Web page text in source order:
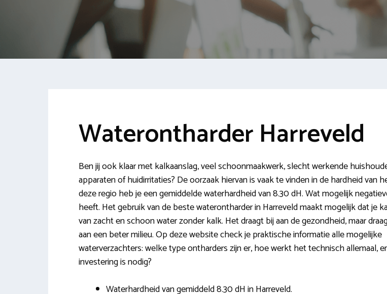
Waterontharder Harreveld
Ben jij ook klaar met kalkaanslag, veel schoonmaakwerk, slecht werkende
apparaten of huidirritaties? De oorzaak hiervan is vaak te vinden in de hardheid van
deze regio heb je een gemiddelde waterhardheid van 8.30 dH. Wat mogelijk
heeft. Het gebruik van de beste waterontharder in Harreveld maakt mogelijk dat je
van zacht en schoon water zonder kalk. Het draagt bij aan de gezondheid, maar
aan een beter milieu. Op deze website check je praktische informatie alle mogelijke
waterverzachters: welke type ontharders zijn er, hoe werkt het technisch allemaal,
investering is nodig?
Waterhardheid van gemiddeld 8.30 dH in Harreveld.